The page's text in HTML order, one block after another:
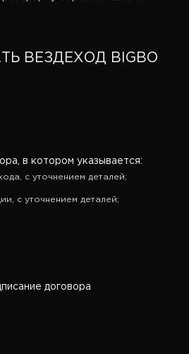
ВЕЗДЕХОД BIGBO
в котором указывается:
с уточнением деталей;
с уточнением деталей;
договора